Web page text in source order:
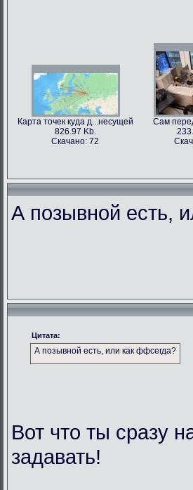
Карта точек куда д...несущей
826.97 Kb.
Скачано: 72
Сам
А позывной есть,
Цитата:
А позывной есть, или как ффсегда?
Вот что ты сразу
задавать!